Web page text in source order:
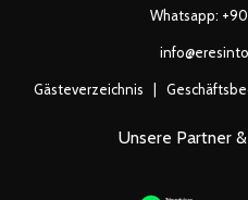
Whatsapp:
Gästeverzeichnis
Unsere Partner